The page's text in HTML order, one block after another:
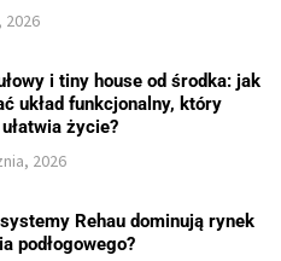
2026
i tiny house od środka: jak
układ funkcjonalny, który
życie?
2026
Rehau dominują rynek
podłogowego?